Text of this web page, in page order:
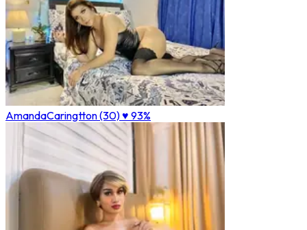
AmandaCaringtton (30)♥ 93%